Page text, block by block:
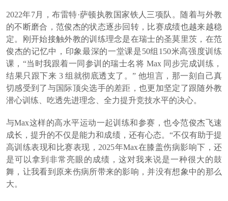
2022年7月，布雷特·萨顿执教国家铁人三项队。随着与外教
的不断磨合，范俊杰的状态逐步回转，比赛成绩也越来越稳
定。刚开始接触外教的训练理念是在瑞士的圣莫里茨，在范
俊杰的记忆中，印象最深的一堂课是50组150米高强度训练
课，“当时我跟着一同参训的瑞士名将 Max 同步完成训练，
结果只跟下来 3 组就彻底透支了。” 他坦言，那一刻自己真
切感受到了与国际顶尖选手的差距，也更加坚定了跟随外教
潜心训练、吃透先进理念、全力提升竞技水平的决心。
与Max这样的高水平运动一起训练和参赛，也令范俊杰飞速
成长，提升的不仅是能力和成绩，还有心态。“不仅有助于提
高训练表现和比赛表现，2025年Max在膝盖伤病影响下，还
是可以拿到非常亮眼的成绩，这对我来说是一种很大的鼓
舞，让我看到原来伤病所带来的影响，并没有想象中的那么
大。